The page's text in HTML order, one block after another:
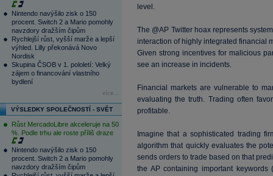
Nintendo navýšilo zisk o 150
procent. Switch 2 a Mario pomohly
navzdory dražším čipům
Rychlejší růst, vyšší marže a lepší
výhled. Lilly překonává Novo
Nordisk
Skupina ČSOB v 1. pololetí: Velký
zájem o financování vlastního
bydlení
více...
VÝSLEDKY SPOLEČNOSTÍ - SVĚT
Růst MercadoLibre akceleruje na 50
%. Podle trhu ale roste příliš draze
Nintendo navýšilo zisk o 150
procent. Switch 2 a Mario pomohly
navzdory dražším čipům
level.
The @AP Twitter hoax represents
interaction of highly integrated financial
Given strong incentives for malicious
see an increase in incidents.
Financial markets are vulnerable to
evaluating the truth. Trading often
profitable.
Imagine that a sophisticated trading
algorithm that quickly evaluates the
sends orders to trade based on that
the AP containing important